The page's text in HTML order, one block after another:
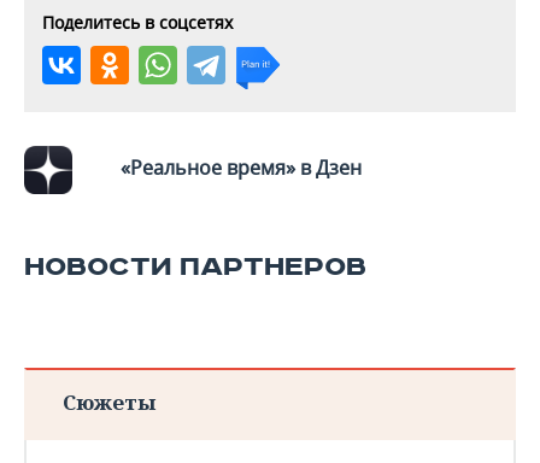
Поделитесь в соцсетях
«Реальное время» в Дзен
НОВОСТИ ПАРТНЕРОВ
Сюжеты